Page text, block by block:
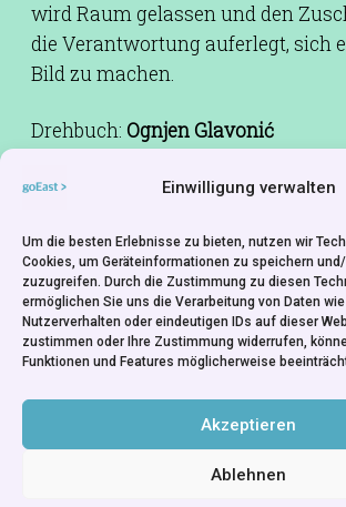
Einwilligung verwalten
Um die besten Erlebnisse zu bieten, nutzen wir
Cookies, um Geräteinformationen zu speichern
zuzugreifen. Durch die Zustimmung zu diesen
ermöglichen Sie uns die Verarbeitung von Daten
Nutzerverhalten oder eindeutigen IDs auf dieser
zustimmen oder Ihre Zustimmung widerrufen,
Funktionen und Features möglicherweise
Akzeptieren
Ablehnen
wird Raum gelassen und den
die Verantwortung auferlegt, sich
Bild zu machen.
Drehbuch: Ognjen Glavonić
Schnitt:
Jelena Maksimović
Produktion:Dragana Jovović
Films,Sandra Orlović
Produktionsfirma:Non-Aligned
Serbia,Serbia & Humanitarian Law
Co-Produktionsfirma:
Cinéma